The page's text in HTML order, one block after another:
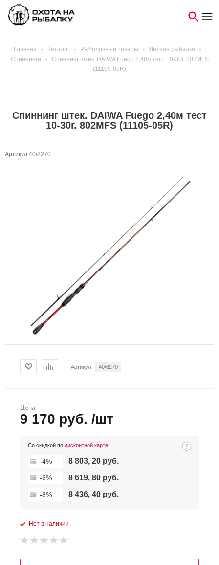
Главная - Каталог - Рыболовные товары - Летняя рыбалка
-
Спиннинги
-
Спиннинг штек. DAIWA Fuego 2,40м тест 10-30г. 802MFS
(11105-05R)
Спиннинг штек. DAIWA Fuego 2,40м тест
10-30г. 802MFS (11105-05R)
Артикул 40/8270
Артикул 40/8270
Цена
9 170 руб. /шт
Со скидкой по дисконтной карте
-4% 8 803, 20 руб.
-6% 8 619, 80 руб.
-8% 8 436, 40 руб.
Нет в наличии